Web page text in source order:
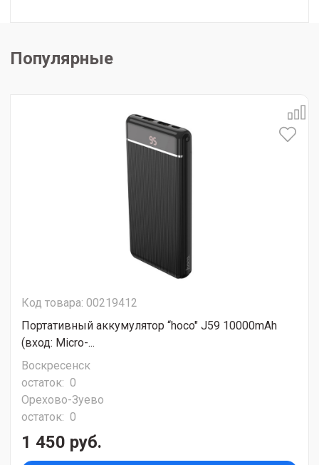
Популярные
Код товара: 00219412
Портативный аккумулятор “hoco" J59 10000mAh
(вход: Micro-...
Воскресенск
остаток: 0
Орехово-Зуево
остаток: 0
1 450 руб.